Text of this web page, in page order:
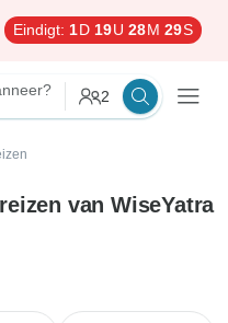
Eindigt: 1D 19U 28M 28S
2
van WiseYatra